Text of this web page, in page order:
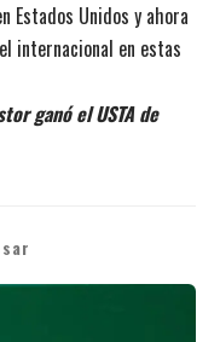
Estados Unidos y ahora
internacional en estas
ganó el USTA de